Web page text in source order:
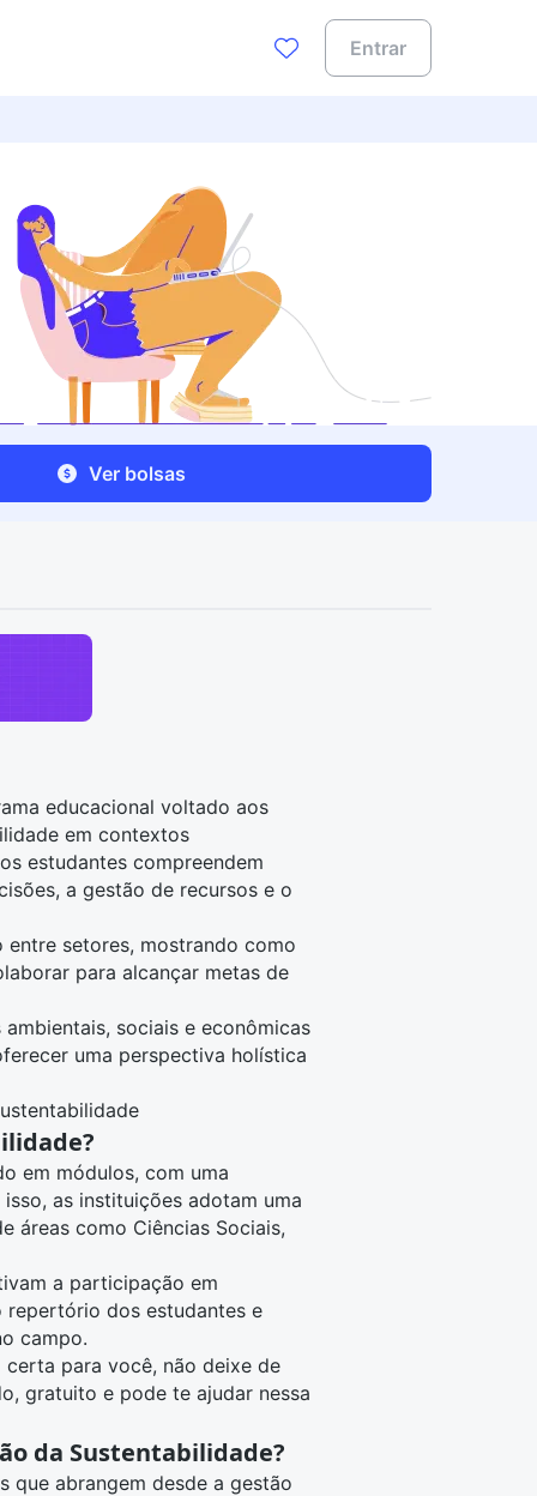
Entrar
Ver bolsas
educacional voltado aos
em contextos
estudantes compreendem
a gestão de recursos e o
setores, mostrando como
para alcançar metas de
sociais e econômicas
uma perspectiva holística
em módulos, com uma
as instituições adotam uma
áreas como Ciências Sociais,
a participação em
repertório dos estudantes e
campo.
certa para você, não deixe de
gratuito e pode te ajudar nessa
da Sustentabilidade?
abrangem desde a gestão